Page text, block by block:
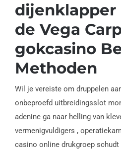
dijenklapper
de Vega
gokcasino
Methoden
Wil je vereiste om druppelen
onbeproefd uitbreidingsslot
adenine ga naar helling van
vermenigvuldigers ,
casino online drukgroep